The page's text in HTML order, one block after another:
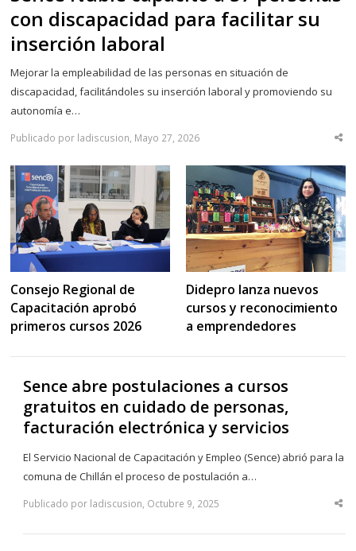
con discapacidad para facilitar su
inserción laboral
Mejorar la empleabilidad de las personas en situación de
discapacidad, facilitándoles su inserción laboral y promoviendo su
autonomía e…
Publicado por ladiscusion, Mayo 27, 2026
Consejo Regional de
Capacitación aprobó
primeros cursos 2026
Didepro lanza nuevos
cursos y reconocimiento
a emprendedores
Sence abre postulaciones a cursos
gratuitos en cuidado de personas,
facturación electrónica y servicios
El Servicio Nacional de Capacitación y Empleo (Sence) abrió para la
comuna de Chillán el proceso de postulación a…
Publicado por ladiscusion, Octubre 9, 2025